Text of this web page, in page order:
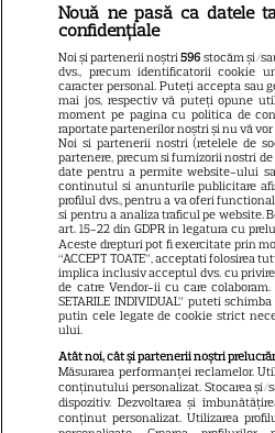
Libertatea
GSP
Știri
Elle
Unica
Retete
Copyright2026Ringier Romania
Nouă ne pasă ca datele
confidențiale
Noi și partenerii noștri596 stocăm și/
dvs., precum identificatorii cookie
caracter personal. Puteți accepta sau
mai jos, respectiv vă puteți opune
moment pe pagina cu politica de
raportate partenerilor noștri și nu vă
Noi si partenerii nostri (retelele de
partenere, precum si furnizorii nostri
date pentru a permite website-ului
continutul si anunturile publicitare
profilul dvs., pentru a va oferi
si pentru a analiza traficul pe website.
art. 15-22 din GDPR in legatura cu
Aceste drepturi pot fi exercitate prin
“ACCEPT TOATE”, acceptati folosirea
implica inclusiv acceptul dvs. cu
de catre Vendor-ii cu care colaboram.
SETARILE INDIVIDUAL” puteti
putin cele legate de cookie strict
ului.
Atât noi, cât și partenerii noștri
Măsurarea performanței reclamelor.
conținutului personalizat. Stocarea și/
dispozitiv. Dezvoltarea și
conținut personalizat. Utilizarea